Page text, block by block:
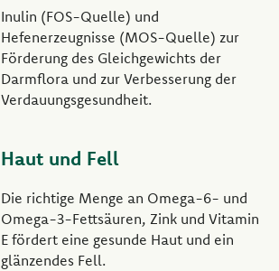
Inulin (FOS-Quelle) und
Hefenerzeugnisse (MOS-Quelle) zur
Förderung des Gleichgewichts der
Darmflora und zur Verbesserung der
Verdauungsgesundheit.
Haut und Fell
Die richtige Menge an Omega-6- und
Omega-3-Fettsäuren, Zink und Vitamin
E fördert eine gesunde Haut und ein
glänzendes Fell.